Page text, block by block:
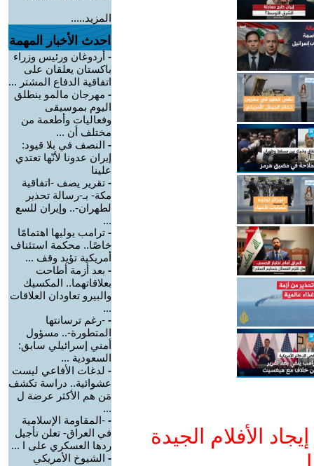
الأفلام الجيدة
المزيد.....
احدث الأخبار المهمة
- أردوغان ورئيس وزراء
باكستان يعلقان على
اتفاقية الدفاع المشتر ...
- مهرجان مالمو ينطلق
اليوم بموسيقى
وفعاليات وأطعمة من
مختلف أن ...
- النصف في بلا قيود:
إيران عدونا لأنّها تعتدي
علينا
- تقرير يصف -اتفاقية
مكة- بـ-رسالة تحذير
لطهران-.. وإيران للسع
...
- ترامب يوليها اهتمامًا
خاصًا.. محكمة استئناف
أمريكية تؤيد وقف ...
- بعد أزمة أطاحت
بعلاقاتهما.. المكسيك
والبيرو تعاودان العلاقات
...
- -رغم ترسانتها
المتطورة-.. مسؤول
أمني إسرائيلي سابق:
السعودية ...
- لدغات الأفاعي ليست
عشوائية.. دراسة تكشف
مَن هم الأكثر عرضة ل
...
- -المقاومة الإسلامية
في العراق- تعلن تأجيل
ردها العسكري على ا ...
- الشيوخ الأمريكي